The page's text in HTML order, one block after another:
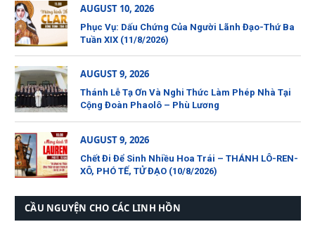
AUGUST 10, 2026
Phục Vụ: Dấu Chứng Của Người Lãnh Đạo-Thứ Ba
Tuần XIX (11/8/2026)
AUGUST 9, 2026
Thánh Lễ Tạ Ơn Và Nghi Thức Làm Phép Nhà Tại
Cộng Đoàn Phaolô – Phù Lương
AUGUST 9, 2026
Chết Đi Để Sinh Nhiều Hoa Trái – THÁNH LÔ-REN-
XÔ, PHÓ TẾ, TỬ ĐẠO (10/8/2026)
CẦU NGUYỆN CHO CÁC LINH HỒN